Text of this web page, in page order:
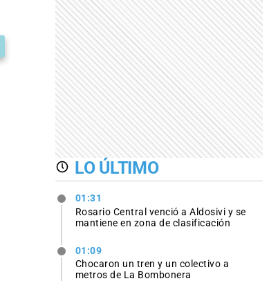
LO ÚLTIMO
01:31
Rosario Central venció a Aldosivi y se
mantiene en zona de clasificación
01:09
Chocaron un tren y un colectivo a
metros de La Bombonera